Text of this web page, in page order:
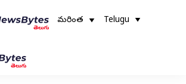
మరింత Telugu